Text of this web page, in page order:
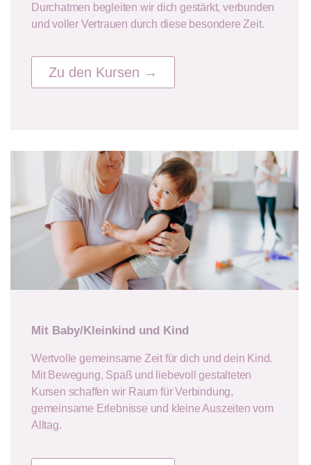
Durchatmen begleiten wir dich gestärkt, verbunden
und voller Vertrauen durch diese besondere Zeit.
Zu den Kursen →
Mit Baby/Kleinkind und Kind
Wertvolle gemeinsame Zeit für dich und dein Kind.
Mit Bewegung, Spaß und liebevoll gestalteten
Kursen schaffen wir Raum für Verbindung,
gemeinsame Erlebnisse und kleine Auszeiten vom
Alltag.